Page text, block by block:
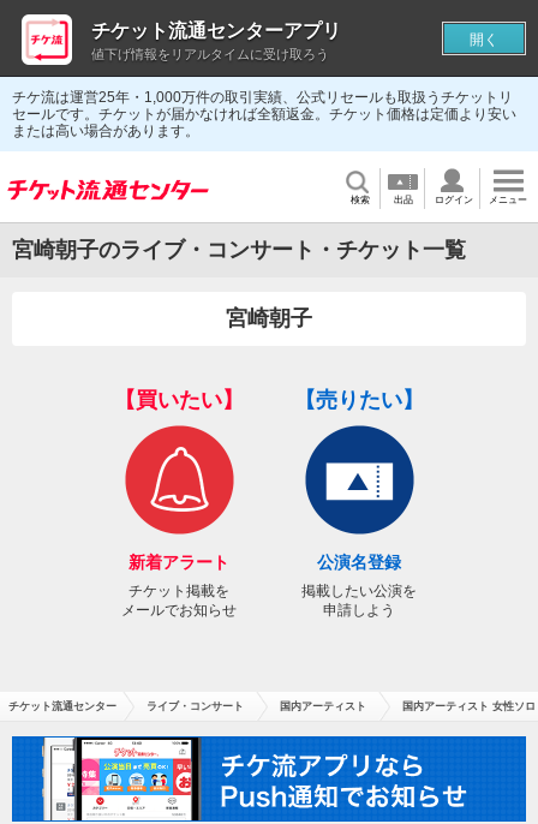
チケ流は運営25年・1,000万件の取引実績、公式リセールも取扱うチケットリ
セールです。チケットが届かなければ全額返金。チケット価格は定価より安い
または高い場合があります。
検索 出品 ログイン メニュー
宮崎朝子のライブ・コンサート・チケット一覧
宮崎朝子
【買いたい】
新着アラート
チケット掲載を
メールでお知らせ
【売りたい】
公演名登録
掲載したい公演を
申請しよう
チケット流通センター ライブ・コンサート 国内アーティスト 国内アーティスト 女性ソロ
チケット流通センターアプリ
値下げ情報をリアルタイムに受け取ろう
開く